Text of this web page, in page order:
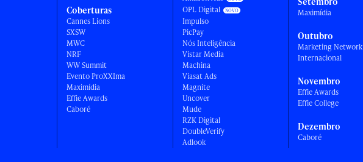
Coberturas
Cannes Lions
SXSW
MWC
NRF
WW Summit
Evento ProXXIma
Maximídia
Effie Awards
Caboré
OPL Digital
Impulso
PicPay
Nós Inteligência
Vistar Media
Machina
Viasat Ads
Magnite
Uncover
Mude
RZK Digital
DoubleVerify
Adlook
Maximídia
Outubro
Marketing Network
Internacional
Novembro
Effie Awards
Effie College
Dezembro
Caboré